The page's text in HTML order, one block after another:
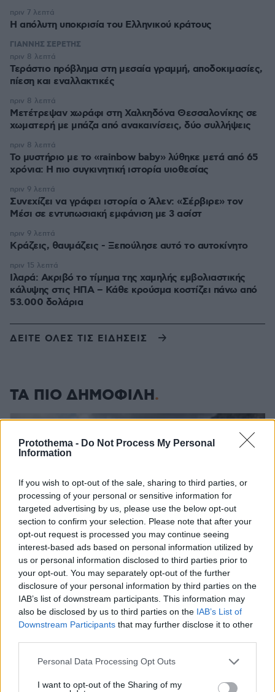
Protothema - Do Not Process My Personal
Information
If you wish to opt-out of the sale, sharing to third parties, or
processing of your personal or sensitive information for
targeted advertising by us, please use the below opt-out
section to confirm your selection. Please note that after your
opt-out request is processed you may continue seeing
interest-based ads based on personal information utilized by
us or personal information disclosed to third parties prior to
your opt-out. You may separately opt-out of the further
disclosure of your personal information by third parties on the
IAB’s list of downstream participants. This information may
also be disclosed by us to third parties on the IAB’s List of
Downstream Participants that may further disclose it to other
Please note that this website/app uses one or more Google
not limited to your visit or usage behaviour. You may click to
Personal Data Processing Opt Outs
I want to opt-out of the Sharing of my
Η απόλυτη υποκρισία του Ελληνικού κράτους
πριν 7 λεπτά
ΓΙΑΝΝΗΣ ΣΕΡΕΤΗΣ
Τεράστιο πρόβλημα στη μεσαία γραμμή, αποδοκιμασίες,
πίεση και εναλλακτικές
πριν 8 λεπτά
Μετέτρεψαν χωράφι στη Χαλκηδόνα Θεσσαλονίκης σε
χωματερή με μπάζα από ανακαινίσεις, δύο συλλήψεις
πριν 8 λεπτά
Το μυστήριο με το «rainbow baby» λύθηκε μετά από 65
χρόνια: Η πιο συγκινητική ιστορία υιοθεσίας
πριν 8 λεπτά
Συνεχίζει να γράφει ιστορία ο Άλεν: «Σέρβιρε» τον
Μέσι σε εντυπωσιακή εμφάνιση με 3 ασίστ
πριν 9 λεπτά
Κράζεις, θαυμάζεις - Ξεπούλησε αυτό το αυτοκίνητο
πριν 9 λεπτά
Ιλαρά: Ακριβό το τίμημα της χαμηλής εμβολιαστικής
κάλυψης στις ΗΠΑ – Κάθε κρούσμα κοστίζει πάνω από
53.000 δολάρια
πριν 15 λεπτά
ΔΕΙΤΕ ΟΛΕΣ ΤΙΣ ΕΙΔΗΣΕΙΣ
ΤΑ ΠΙΟ ΔΗΜΟΦΙΛΗ
06.08.2026, 04:44